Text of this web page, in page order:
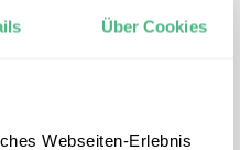
Über Cookies
Webseiten-Erlebnis